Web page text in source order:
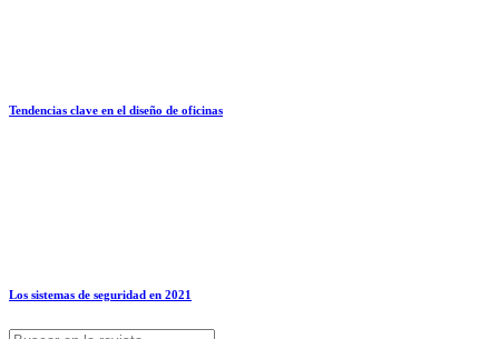
Tendencias clave en el diseño de oficinas
Los sistemas de seguridad en 2021